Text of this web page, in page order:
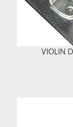
VIOLIN